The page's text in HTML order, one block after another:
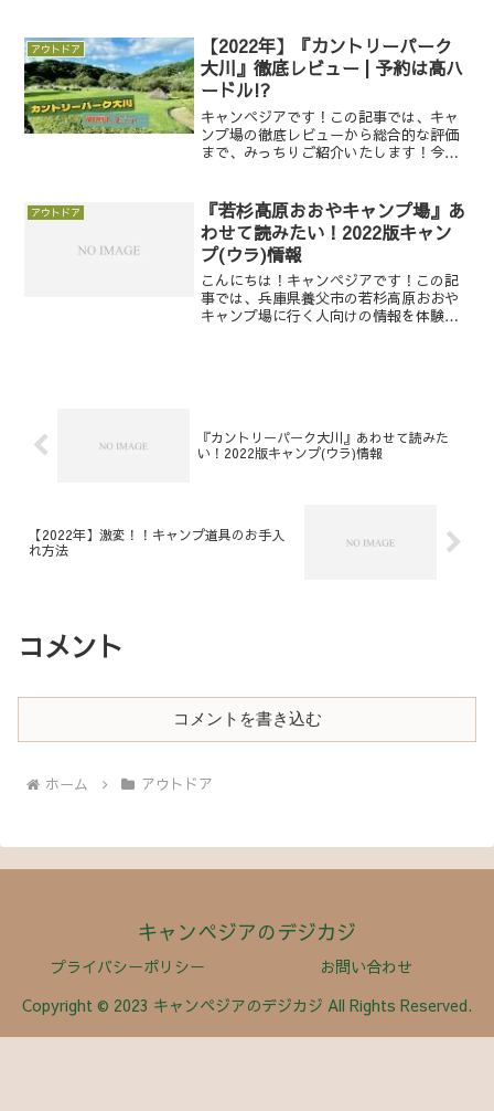
キャンプ場の記事です。キャンプ場の評
価▶︎▶︎▶︎★★★★...
アウトドア
【2022年】『カントリーパーク
大川』徹底レビュー | 予約は高ハ
ードル!?
キャンペジアです！この記事では、キャ
ンプ場の徹底レビューから総合的な評価
まで、みっちりご紹介いたします！今回
パーク大川の記事です。★━━━━－－
－－——————————...
アウトドア
『若杉高原おおやキャンプ場』あ
わせて読みたい！2022版キャン
プ(ウラ)情報
こんにちは！キャンペジアです！この記
事では、兵庫県養父市の若杉高原おおや
キャンプ場に行く人向けの情報を体験談
『カントリーパーク大川』あわせて読みた
い！2022版キャンプ(ウラ)情報
【2022年】激変！！キャンプ道具のお手入
れ方法
コメント
コメントを書き込む
ホーム アウトドア
キャンペジアのデジカジ
プライバシーポリシー
お問い合わせ
Copyright © 2023 キャンペジアのデジカジ All Rights Reserved.